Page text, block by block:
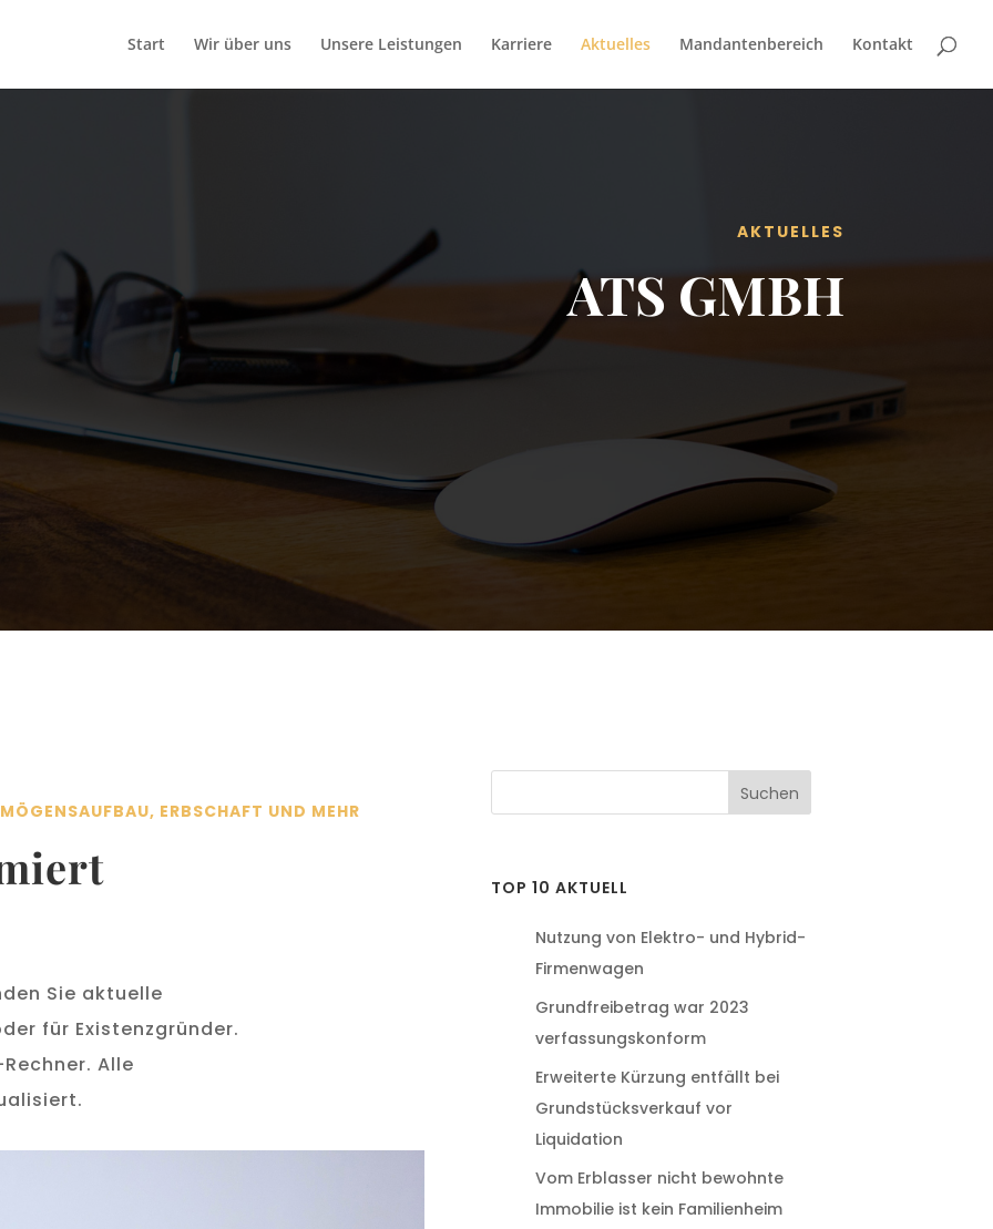
Start Wir über uns Unsere Leistungen Karriere Aktuelles Mandantenbereich Kontakt
AKTUELLES
ATS GMBH
ERBSCHAFT UND MEHR
Sie aktuelle
für Existenzgründer.
Alle
TOP 10 AKTUELL
Nutzung von Elektro- und Hybrid-
Firmenwagen
Grundfreibetrag war 2023
verfassungskonform
Erweiterte Kürzung entfällt bei
Grundstücksverkauf vor
Liquidation
Vom Erblasser nicht bewohnte
Immobilie ist kein Familienheim